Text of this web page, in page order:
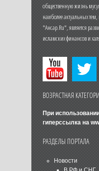
общественную жизнь
наиболее актуальных
"Ансар.Ru", является
исламских финансов и
ВОЗРАСТНАЯ
При
гиперссылка на
РАЗДЕЛЫ ПОРТАЛА
Новости